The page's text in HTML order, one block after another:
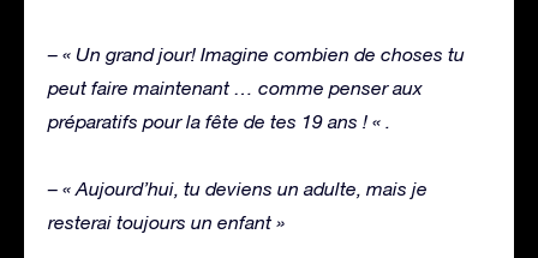
– « Un grand jour! Imagine combien de choses tu
peut faire maintenant … comme penser aux
préparatifs pour la fête de tes 19 ans ! « .
– « Aujourd’hui, tu deviens un adulte, mais je
resterai toujours un enfant »